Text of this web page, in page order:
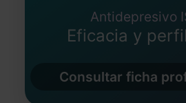
Antidepresivo
Eficacia y
Consultar ficha